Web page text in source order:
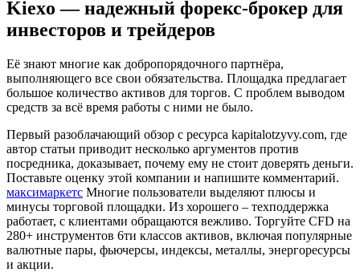
Kiexo — надежный форекс-брокер для
инвесторов и трейдеров
Её знают многие как добропорядочного партнёра,
выполняющего все свои обязательства. Площадка предлагает
большое количество активов для торгов. С проблем выводом
средств за всё время работы с ними не было.
Первый разоблачающий обзор с ресурса kapitalotzyvy.com, где
автор статьи приводит несколько аргументов против
посредника, доказывает, почему ему не стоит доверять деньги.
Поставьте оценку этой компании и напишите комментарий.
максимаркетс Многие пользователи выделяют плюсы и
минусы торговой площадки. Из хорошего – техподдержка
работает, с клиентами обращаются вежливо. Торгуйте CFD на
280+ инструментов 6ти классов активов, включая популярные
валютные пары, фьючерсы, индексы, металлы, энергоресурсы
и акции.